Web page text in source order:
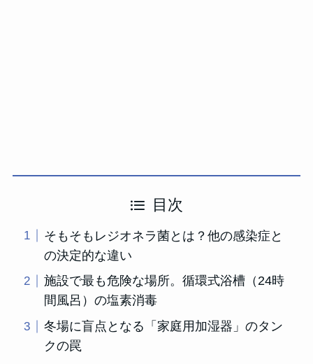
目次
そもそもレジオネラ菌とは？他の感染症と
の決定的な違い
施設で最も危険な場所。循環式浴槽（24時
間風呂）の塩素消毒
冬場に盲点となる「家庭用加湿器」のタン
クの罠